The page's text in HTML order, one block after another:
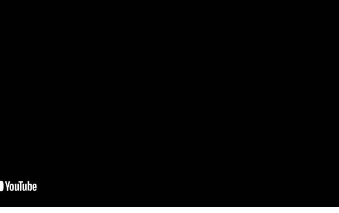
Consolidador: La Solución Integral para Agencias y Empresas en LatAm